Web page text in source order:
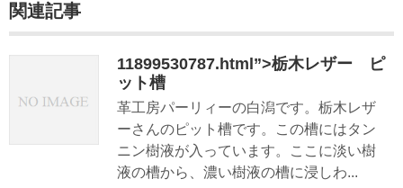
関連記事
11899530787.html”>栃木レザー ピ
ット槽
革工房パーリィーの白潟です。栃木レザ
ーさんのピット槽です。この槽にはタン
ニン樹液が入っています。ここに淡い樹
液の槽から、濃い樹液の槽に浸しわ...